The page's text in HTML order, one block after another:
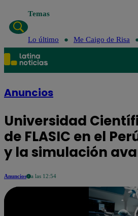
Temas
Lo último Me Caigo de Risa
Anuncios
Universidad
de FLASIC en el
y la simulación
Anuncios a las 12:54